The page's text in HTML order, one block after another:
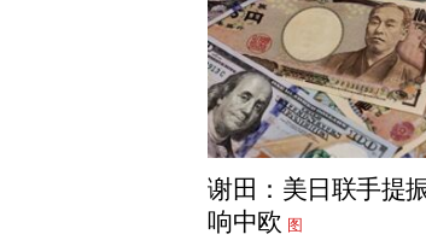
谢田：美日联手提
响中欧 图